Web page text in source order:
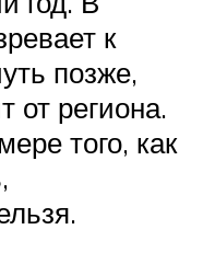
к
позже,
от региона.
того, как